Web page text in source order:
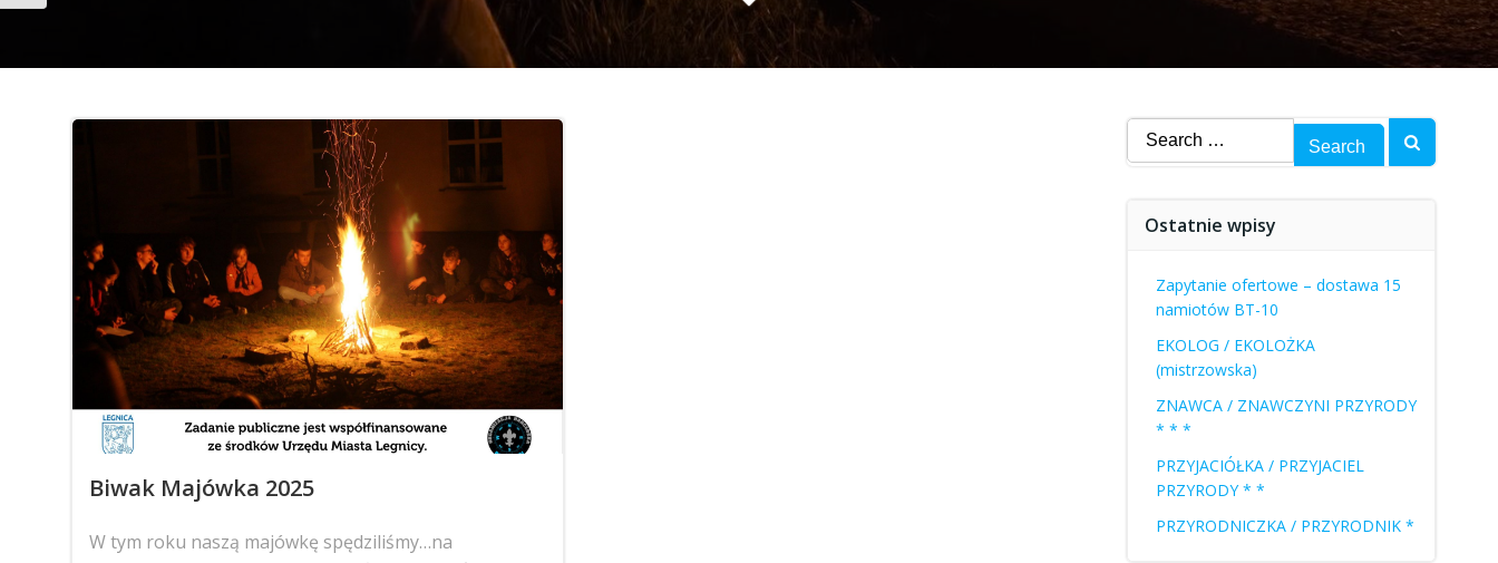
Biwak Majówka 2025
W tym roku naszą majówkę spędziliśmy…na
Search
for:
Ostatnie wpisy
Zapytanie ofertowe – dostawa 15
namiotów BT-10
EKOLOG / EKOLOŻKA
(mistrzowska)
ZNAWCA / ZNAWCZYNI PRZYRODY
* * *
PRZYJACIÓŁKA / PRZYJACIEL
PRZYRODY * *
PRZYRODNICZKA / PRZYRODNIK *